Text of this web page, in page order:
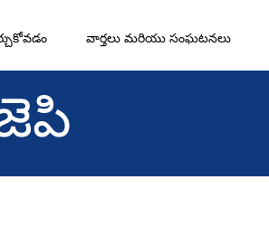
వార్తలు మరియు సంఘటనలు